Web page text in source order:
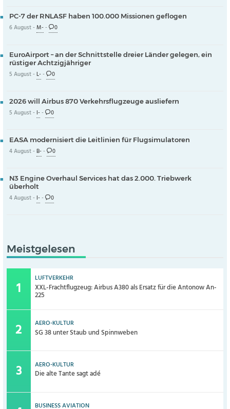
PC-7 der RNLASF haben 100.000 Missionen geflogen
6 August -M-- 0
EuroAirport – an der Schnittstelle dreier Länder gelegen, ein
rüstiger Achtzigjähriger
5 August -L-- 0
2026 will Airbus 870 Verkehrsflugzeuge ausliefern
5 August - I-- 0
EASA modernisiert die Leitlinien für Flugsimulatoren
4 August -B-- 0
N3 Engine Overhaul Services hat das 2.000. Triebwerk
überholt
4 August - I-- 0
Meistgelesen
LUFTVERKEHR
XXL-Frachtflugzeug: Airbus A380 als Ersatz für die Antonow An-
225
AERO-KULTUR
SG 38 unter Staub und Spinnweben
AERO-KULTUR
Die alte Tante sagt adé
BUSINESS AVIATION